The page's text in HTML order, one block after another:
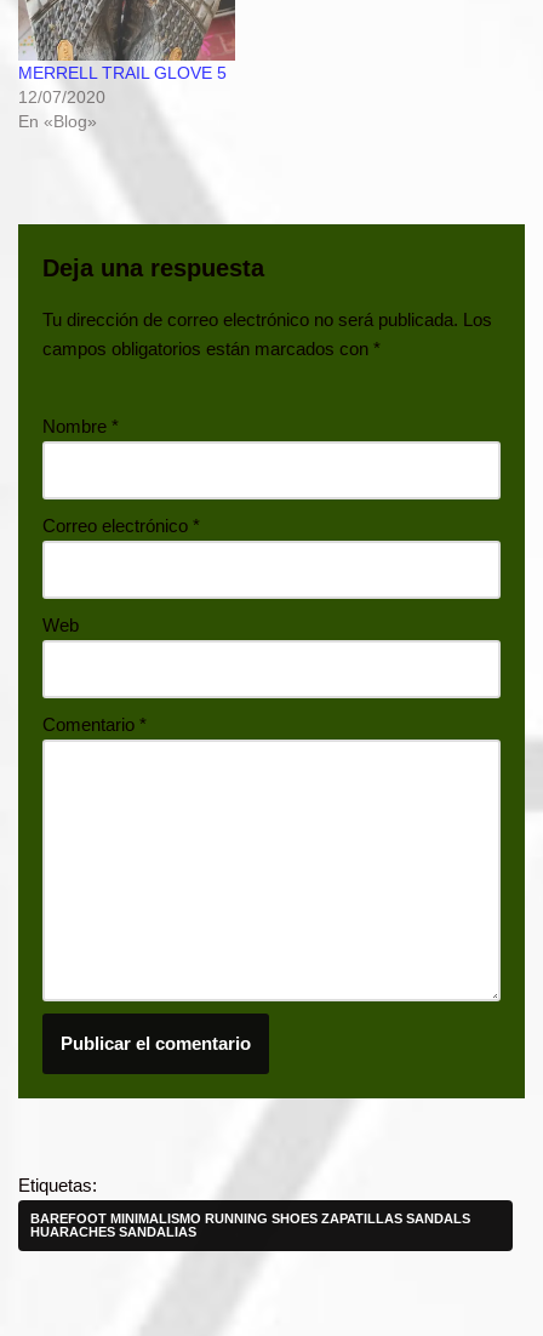
MERRELL TRAIL GLOVE 5
12/07/2020
En «Blog»
Deja una respuesta
Tu dirección de correo electrónico no será publicada. Los
campos obligatorios están marcados con *
Nombre *
Correo electrónico *
Web
Comentario *
Etiquetas:
BAREFOOT MINIMALISMO RUNNING SHOES ZAPATILLAS SANDALS
HUARACHES SANDALIAS